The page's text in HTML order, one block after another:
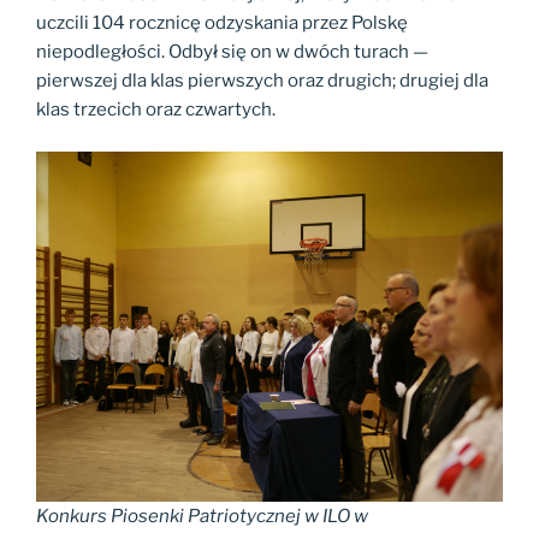
uczcili 104 rocznicę odzyskania przez Polskę
niepodległości. Odbył się on w dwóch turach —
pierwszej dla klas pierwszych oraz drugich; drugiej dla
klas trzecich oraz czwartych.
Konkurs Piosenki Patriotycznej w ILO w